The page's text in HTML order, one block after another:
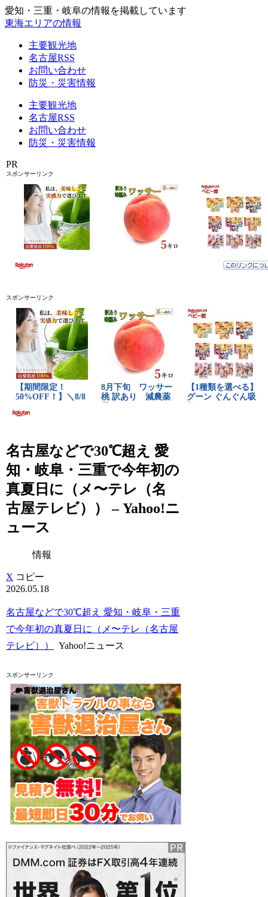
愛知・三重・岐阜の情報を掲載しています
東海エリアの情報
主要観光地
名古屋RSS
お問い合わせ
防災・災害情報
主要観光地
名古屋RSS
お問い合わせ
防災・災害情報
PR
スポンサーリンク
スポンサーリンク
名古屋などで30℃超え 愛
知・岐阜・三重で今年初の
真夏日に（メ〜テレ（名
古屋テレビ）） – Yahoo!ニ
ュース
情報
X コピー
2026.05.18
名古屋などで30℃超え 愛知・岐阜・三重
で今年初の真夏日に（メ〜テレ（名古屋
テレビ））
Yahoo!ニュース
スポンサーリンク